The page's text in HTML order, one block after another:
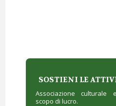
SOSTIENI LE
Associazione culturale
scopo di lucro.